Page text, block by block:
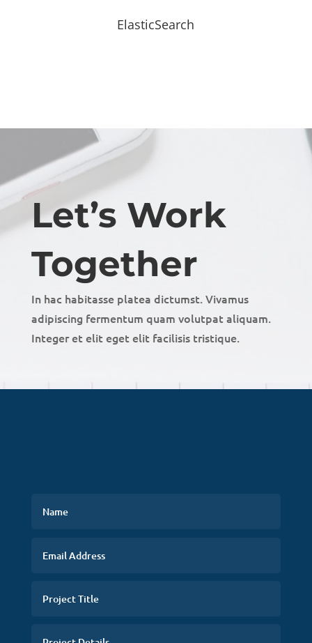
ElasticSearch
Let’s Work
Together
In hac habitasse platea dictumst. Vivamus
adipiscing fermentum quam volutpat aliquam.
Integer et elit eget elit facilisis tristique.